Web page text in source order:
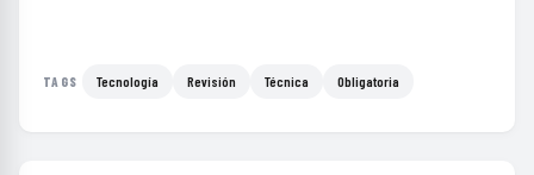
TAGS Tecnología Revisión Técnica Obligatoria